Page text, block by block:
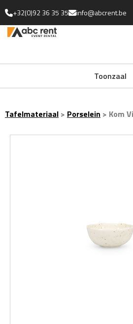
+32(0)92 36 35 35 info@abcrent.be
Toonzaal
Uitgebreide collectie
Tafelmateriaal > Porselein > Kom